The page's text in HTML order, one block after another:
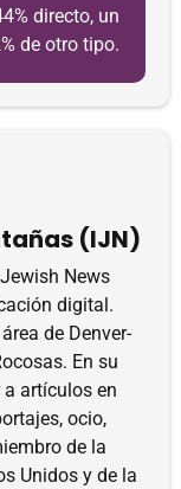
directo, un
de otro tipo.
(IJN)
News
digital.
de Denver-
En su
artículos en
ocio,
de la
Unidos y de la